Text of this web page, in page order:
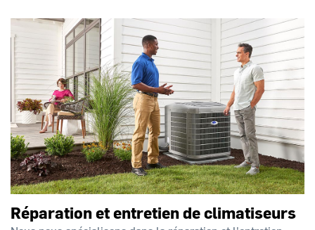
Réparation et entretien de climatiseurs